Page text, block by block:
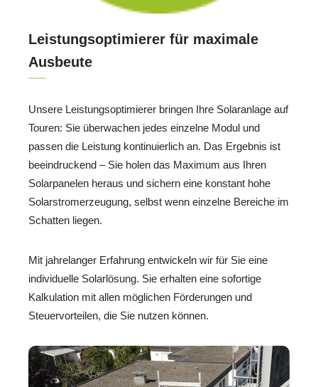
Leistungsoptimierer für maximale
Ausbeute
Unsere Leistungsoptimierer bringen Ihre Solaranlage auf
Touren: Sie überwachen jedes einzelne Modul und
passen die Leistung kontinuierlich an. Das Ergebnis ist
beeindruckend – Sie holen das Maximum aus Ihren
Solarpanelen heraus und sichern eine konstant hohe
Solarstromerzeugung, selbst wenn einzelne Bereiche im
Schatten liegen.
Mit jahrelanger Erfahrung entwickeln wir für Sie eine
individuelle Solarlösung. Sie erhalten eine sofortige
Kalkulation mit allen möglichen Förderungen und
Steuervorteilen, die Sie nutzen können.